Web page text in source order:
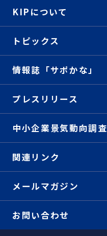
KIPについて
トピックス
情報誌「サポかな」
プレスリリース
中小企業景気動向調査
関連リンク
メールマガジン
お問い合わせ